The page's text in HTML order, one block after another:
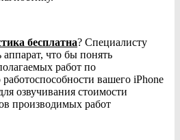
бесплатна? Специалисту
аппарат, что бы понять
работ по
вашего iPhone
озвучивания стоимости
производимых работ